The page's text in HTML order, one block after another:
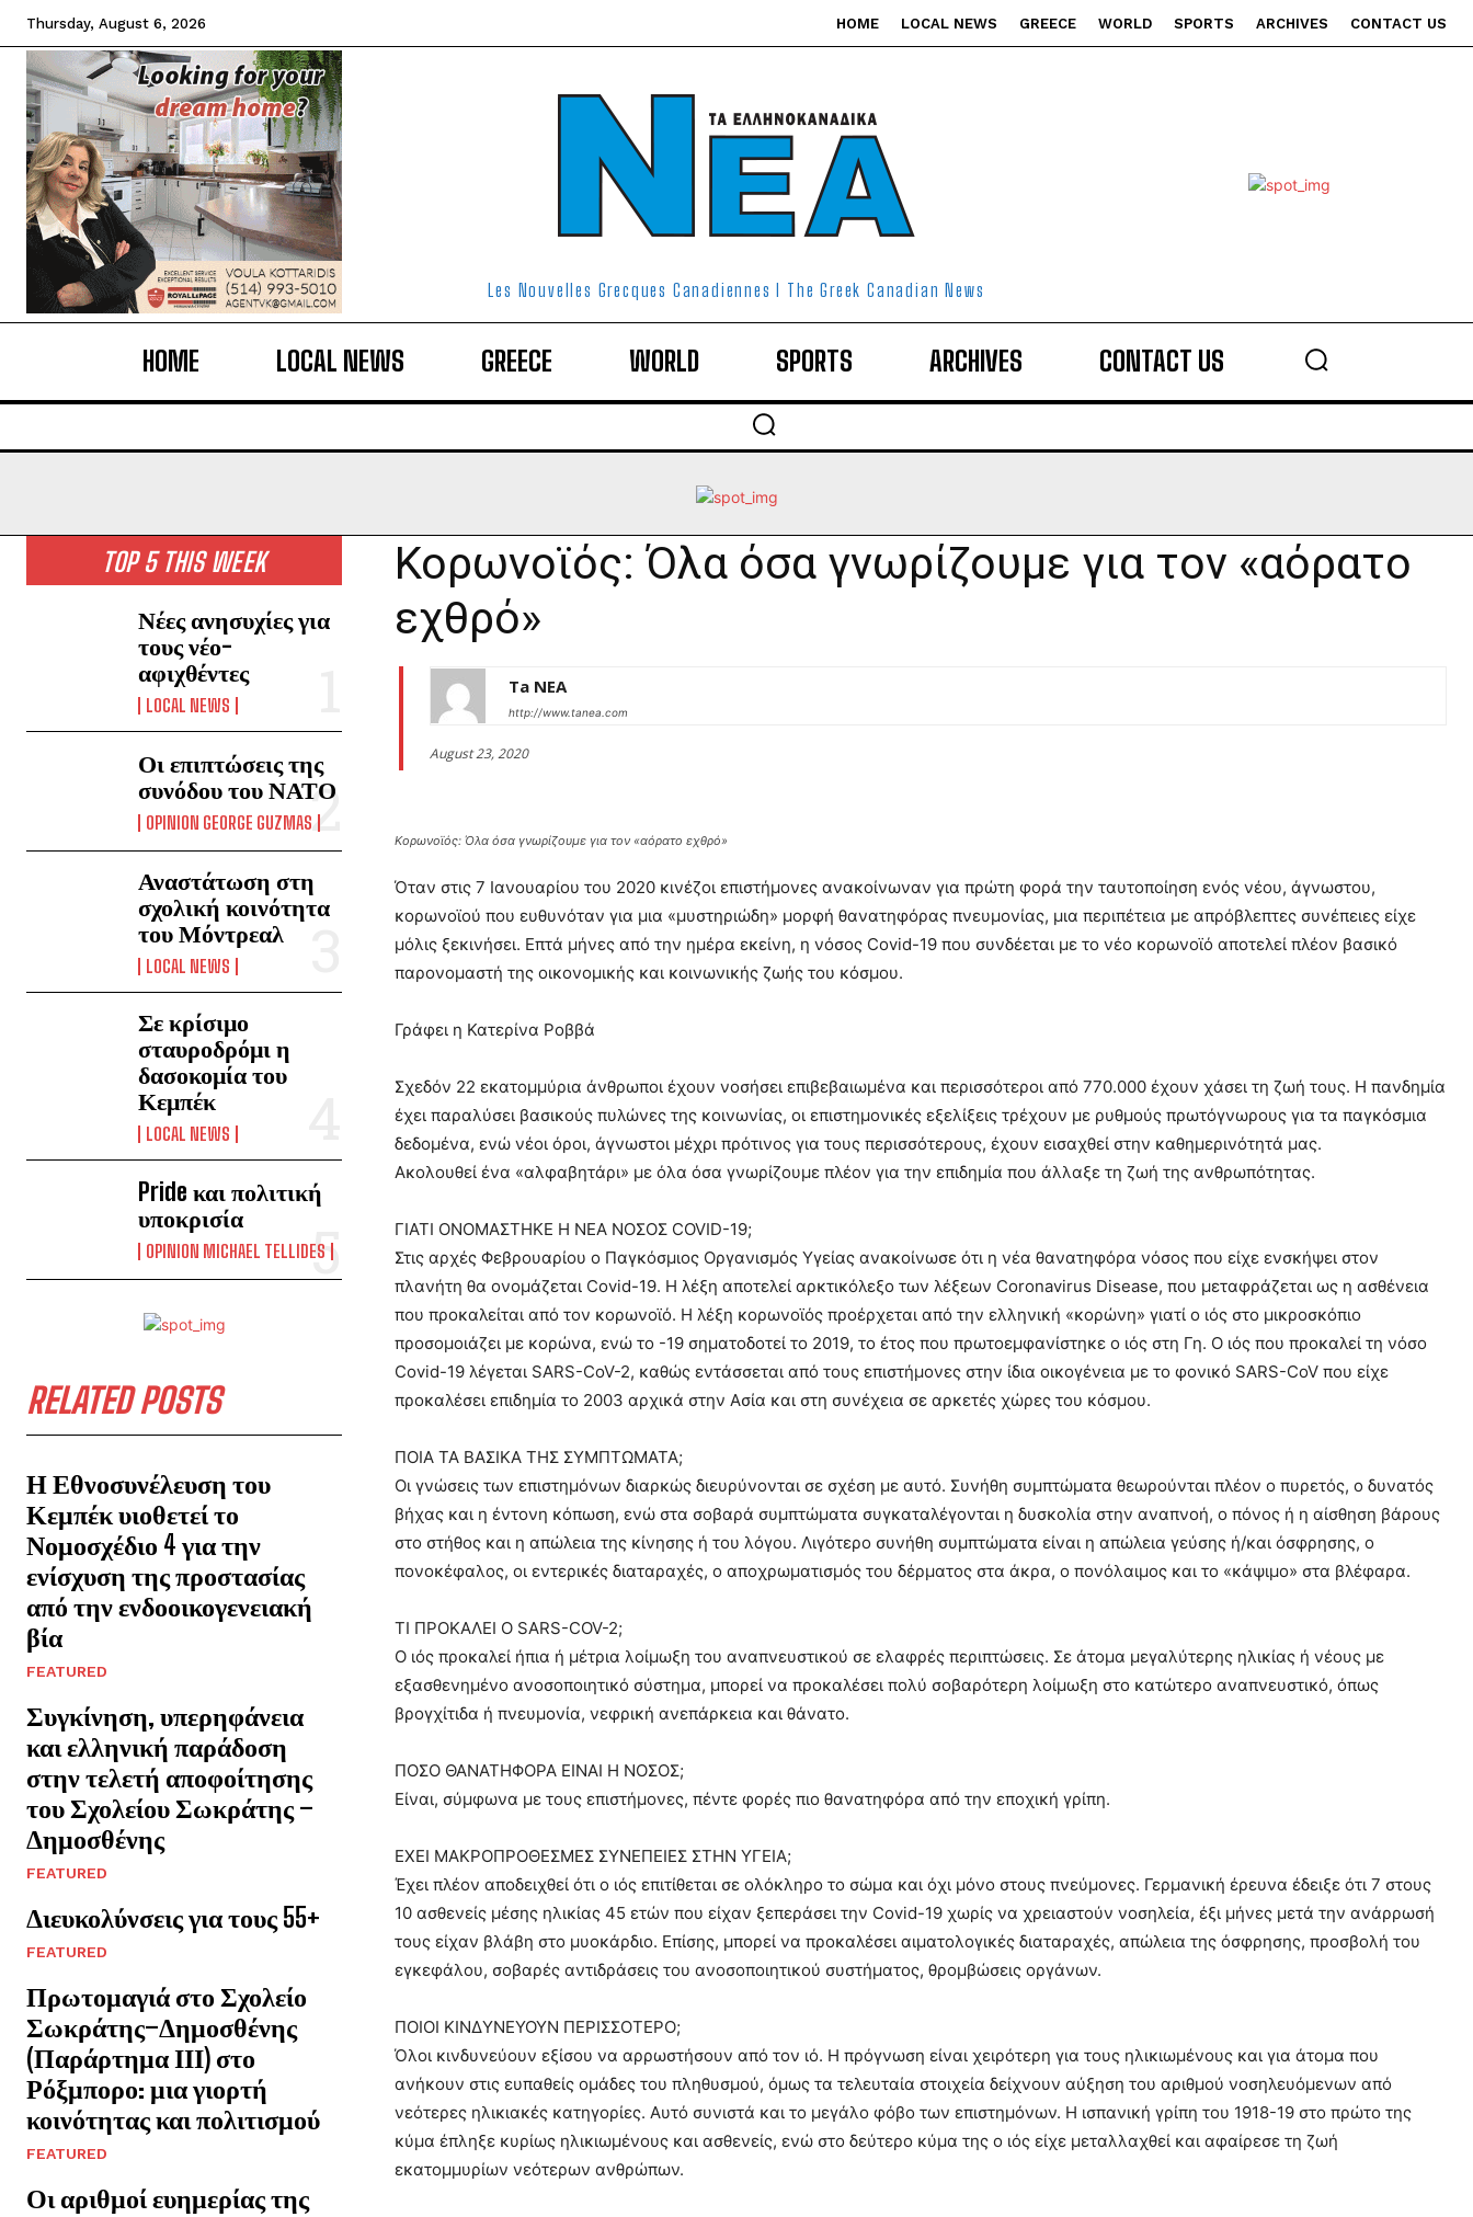
Thursday, August 6, 2026 HOME LOCAL NEWS GREECE WORLD SPORTS ARCHIVES CONTACT US
Les Nouvelles Grecques Canadiennes I The Greek Canadian News
HOME LOCAL NEWS GREECE WORLD SPORTS ARCHIVES CONTACT US
TOP 5 THIS WEEK
Νέες ανησυχίες για
τους νέο-
αφιχθέντες
LOCAL NEWS
Οι επιπτώσεις της
συνόδου του ΝΑΤΟ
OPINION GEORGE GUZMAS
Αναστάτωση στη
σχολική κοινότητα
του Μόντρεαλ
LOCAL NEWS
Σε κρίσιμο
σταυροδρόμι η
δασοκομία του
Κεμπέκ
LOCAL NEWS
Pride και πολιτική
υποκρισία
OPINION MICHAEL TELLIDES
RELATED POSTS
Η Εθνοσυνέλευση του
Κεμπέκ υιοθετεί το
Νομοσχέδιο 4 για την
ενίσχυση της προστασίας
από την ενδοοικογενειακή
βία
FEATURED
Συγκίνηση, υπερηφάνεια
και ελληνική παράδοση
στην τελετή αποφοίτησης
του Σχολείου Σωκράτης –
Δημοσθένης
FEATURED
Διευκολύνσεις για τους 55+
FEATURED
Πρωτομαγιά στο Σχολείο
Σωκράτης–Δημοσθένης
(Παράρτημα ΙΙΙ) στο
Ρόξμπορο: μια γιορτή
κοινότητας και πολιτισμού
FEATURED
Οι αριθμοί ευημερίας της
Κορωνοϊός: Όλα όσα γνωρίζουμε για τον «αόρατο
εχθρό»
Ta NEA
http://www.tanea.com
August 23, 2020
Κορωνοϊός: Όλα όσα γνωρίζουμε για τον «αόρατο εχθρό»
Όταν στις 7 Ιανουαρίου του 2020 κινέζοι επιστήμονες ανακοίνωναν για πρώτη φορά την ταυτοποίηση ενός νέου, άγνωστου,
κορωνοϊού που ευθυνόταν για μια «μυστηριώδη» μορφή θανατηφόρας πνευμονίας, μια περιπέτεια με απρόβλεπτες συνέπειες είχε
μόλις ξεκινήσει. Επτά μήνες από την ημέρα εκείνη, η νόσος Covid-19 που συνδέεται με το νέο κορωνοϊό αποτελεί πλέον βασικό
παρονομαστή της οικονομικής και κοινωνικής ζωής του κόσμου.
Γράφει η Κατερίνα Ροββά
Σχεδόν 22 εκατομμύρια άνθρωποι έχουν νοσήσει επιβεβαιωμένα και περισσότεροι από 770.000 έχουν χάσει τη ζωή τους. Η πανδημία
έχει παραλύσει βασικούς πυλώνες της κοινωνίας, οι επιστημονικές εξελίξεις τρέχουν με ρυθμούς πρωτόγνωρους για τα παγκόσμια
δεδομένα, ενώ νέοι όροι, άγνωστοι μέχρι πρότινος για τους περισσότερους, έχουν εισαχθεί στην καθημερινότητά μας.
Ακολουθεί ένα «αλφαβητάρι» με όλα όσα γνωρίζουμε πλέον για την επιδημία που άλλαξε τη ζωή της ανθρωπότητας.
ΓΙΑΤΙ ΟΝΟΜΑΣΤΗΚΕ Η ΝΕΑ ΝΟΣΟΣ COVID-19;
Στις αρχές Φεβρουαρίου ο Παγκόσμιος Οργανισμός Υγείας ανακοίνωσε ότι η νέα θανατηφόρα νόσος που είχε ενσκήψει στον
πλανήτη θα ονομάζεται Covid-19. H λέξη αποτελεί αρκτικόλεξο των λέξεων Cοronavirus Disease, που μεταφράζεται ως η ασθένεια
που προκαλείται από τον κορωνοϊό. Η λέξη κορωνοϊός προέρχεται από την ελληνική «κορώνη» γιατί ο ιός στο μικροσκόπιο
προσομοιάζει με κορώνα, ενώ το -19 σηματοδοτεί το 2019, το έτος που πρωτοεμφανίστηκε ο ιός στη Γη. Ο ιός που προκαλεί τη νόσο
Covid-19 λέγεται SARS-CoV-2, καθώς εντάσσεται από τους επιστήμονες στην ίδια οικογένεια με το φονικό SARS-CoV που είχε
προκαλέσει επιδημία το 2003 αρχικά στην Ασία και στη συνέχεια σε αρκετές χώρες του κόσμου.
ΠΟΙΑ ΤΑ ΒΑΣΙΚΑ ΤΗΣ ΣΥΜΠΤΩΜΑΤΑ;
Οι γνώσεις των επιστημόνων διαρκώς διευρύνονται σε σχέση με αυτό. Συνήθη συμπτώματα θεωρούνται πλέον o πυρετός, ο δυνατός
βήχας και η έντονη κόπωση, ενώ στα σοβαρά συμπτώματα συγκαταλέγονται η δυσκολία στην αναπνοή, ο πόνος ή η αίσθηση βάρους
στο στήθος και η απώλεια της κίνησης ή του λόγου. Λιγότερο συνήθη συμπτώματα είναι η απώλεια γεύσης ή/και όσφρησης, ο
πονοκέφαλος, οι εντερικές διαταραχές, ο αποχρωματισμός του δέρματος στα άκρα, ο πονόλαιμος και το «κάψιμο» στα βλέφαρα.
ΤΙ ΠΡΟΚΑΛΕΙ Ο SARS-COV-2;
Ο ιός προκαλεί ήπια ή μέτρια λοίμωξη του αναπνευστικού σε ελαφρές περιπτώσεις. Σε άτομα μεγαλύτερης ηλικίας ή νέους με
εξασθενημένο ανοσοποιητικό σύστημα, μπορεί να προκαλέσει πολύ σοβαρότερη λοίμωξη στο κατώτερο αναπνευστικό, όπως
βρογχίτιδα ή πνευμονία, νεφρική ανεπάρκεια και θάνατο.
ΠΟΣΟ ΘΑΝΑΤΗΦΟΡΑ ΕΙΝΑΙ Η ΝΟΣΟΣ;
Είναι, σύμφωνα με τους επιστήμονες, πέντε φορές πιο θανατηφόρα από την εποχική γρίπη.
ΕΧΕΙ ΜΑΚΡΟΠΡΟΘΕΣΜΕΣ ΣΥΝΕΠΕΙΕΣ ΣΤΗΝ ΥΓΕΙΑ;
Έχει πλέον αποδειχθεί ότι ο ιός επιτίθεται σε ολόκληρο το σώμα και όχι μόνο στους πνεύμονες. Γερμανική έρευνα έδειξε ότι 7 στους
10 ασθενείς μέσης ηλικίας 45 ετών που είχαν ξεπεράσει την Covid-19 χωρίς να χρειαστούν νοσηλεία, έξι μήνες μετά την ανάρρωσή
τους είχαν βλάβη στο μυοκάρδιο. Επίσης, μπορεί να προκαλέσει αιματολογικές διαταραχές, απώλεια της όσφρησης, προσβολή του
εγκεφάλου, σοβαρές αντιδράσεις του ανοσοποιητικού συστήματος, θρομβώσεις οργάνων.
ΠΟΙΟΙ ΚΙΝΔΥΝΕΥΟΥΝ ΠΕΡΙΣΣΟΤΕΡΟ;
Όλοι κινδυνεύουν εξίσου να αρρωστήσουν από τον ιό. Η πρόγνωση είναι χειρότερη για τους ηλικιωμένους και για άτομα που
ανήκουν στις ευπαθείς ομάδες του πληθυσμού, όμως τα τελευταία στοιχεία δείχνουν αύξηση του αριθμού νοσηλευόμενων από
νεότερες ηλικιακές κατηγορίες. Αυτό συνιστά και το μεγάλο φόβο των επιστημόνων. Η ισπανική γρίπη του 1918-19 στο πρώτο της
κύμα έπληξε κυρίως ηλικιωμένους και ασθενείς, ενώ στο δεύτερο κύμα της ο ιός είχε μεταλλαχθεί και αφαίρεσε τη ζωή
εκατομμυρίων νεότερων ανθρώπων.